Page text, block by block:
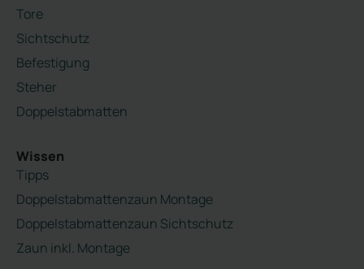
Tore
Sichtschutz
Befestigung
Steher
Doppelstabmatten
Wissen
Tipps
Doppelstabmattenzaun Montage
Doppelstabmattenzaun Sichtschutz
Zaun inkl. Montage